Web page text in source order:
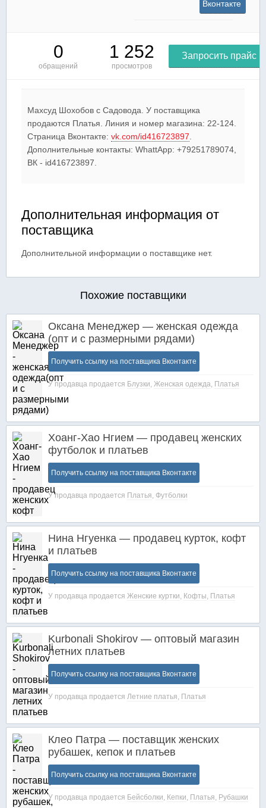
Вконтакте
0
обращений
1 252
просмотров
Запросить прайс
Махсуд Шохобов c Садовода. У поставщика
продаются Платья. Линия и номер магазина: 22-124.
Страница Вконтакте: vk.com/id416723897
Дополнительные контакты: WhattApp: +79251789074,
ВК - id416723897.
Дополнительная информация от
поставщика
Дополнительной информации о поставщике нет.
Похожие поставщики
Оксана Менеджер — женская одежда
(опт и с размерными рядами)
Получить ссылку на поставщика Вконтакте
У продавца продается Блузки, Женская одежда, Платья
Хоанг-Хао Нгием — продавец женских
футболок и платьев
Получить ссылку на поставщика Вконтакте
У продавца продается Платья, Футболки
Нина Нгуенка — продавец курток, кофт
и платьев
Получить ссылку на поставщика Вконтакте
У продавца продается Женские куртки, Кофты, Платья
Kurbonali Shokirov — оптовый магазин
летних платьев
Получить ссылку на поставщика Вконтакте
У продавца продается Летние платья, Платья
Клео Патра — поставщик женских
рубашек, кепок и платьев
Получить ссылку на поставщика Вконтакте
У продавца продается Бейсболки, Кепки, Платья, Рубашки